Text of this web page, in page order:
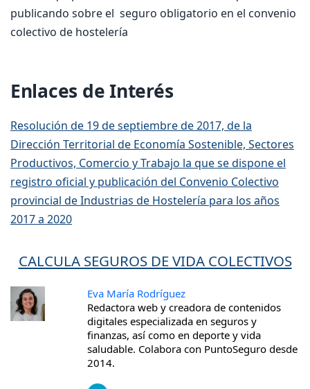
publicando sobre el seguro obligatorio en el convenio
colectivo de hostelería
Enlaces de Interés
Resolución de 19 de septiembre de 2017, de la
Dirección Territorial de Economía Sostenible, Sectores
Productivos, Comercio y Trabajo la que se dispone el
registro oficial y publicación del Convenio Colectivo
provincial de Industrias de Hostelería para los años
2017 a 2020
CALCULA SEGUROS DE VIDA COLECTIVOS
Eva María Rodríguez
Redactora web y creadora de contenidos
digitales especializada en seguros y
finanzas, así como en deporte y vida
saludable. Colabora con PuntoSeguro desde
2014.